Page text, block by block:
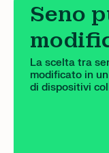
Seno
La scelta tra
modificato in
di dispositivi